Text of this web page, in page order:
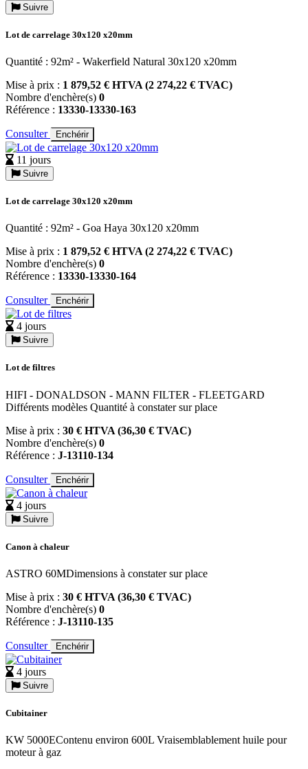
Suivre
Lot de carrelage 30x120 x20mm
Quantité : 92m² - Wakerfield Natural 30x120 x20mm
Mise à prix : 1 879,52 € HTVA (2 274,22 € TVAC)
Nombre d'enchère(s) 0
Référence : 13330-13330-163
Consulter Enchérir
11 jours
Suivre
Lot de carrelage 30x120 x20mm
Quantité : 92m² - Goa Haya 30x120 x20mm
Mise à prix : 1 879,52 € HTVA (2 274,22 € TVAC)
Nombre d'enchère(s) 0
Référence : 13330-13330-164
Consulter Enchérir
4 jours
Suivre
Lot de filtres
HIFI - DONALDSON - MANN FILTER - FLEETGARD
Différents modèles Quantité à constater sur place
Mise à prix : 30 € HTVA (36,30 € TVAC)
Nombre d'enchère(s) 0
Référence : J-13110-134
Consulter Enchérir
4 jours
Suivre
Canon à chaleur
ASTRO 60MDimensions à constater sur place
Mise à prix : 30 € HTVA (36,30 € TVAC)
Nombre d'enchère(s) 0
Référence : J-13110-135
Consulter Enchérir
4 jours
Suivre
Cubitainer
KW 5000EContenu environ 600L Vraisemblablement huile pour
moteur à gaz